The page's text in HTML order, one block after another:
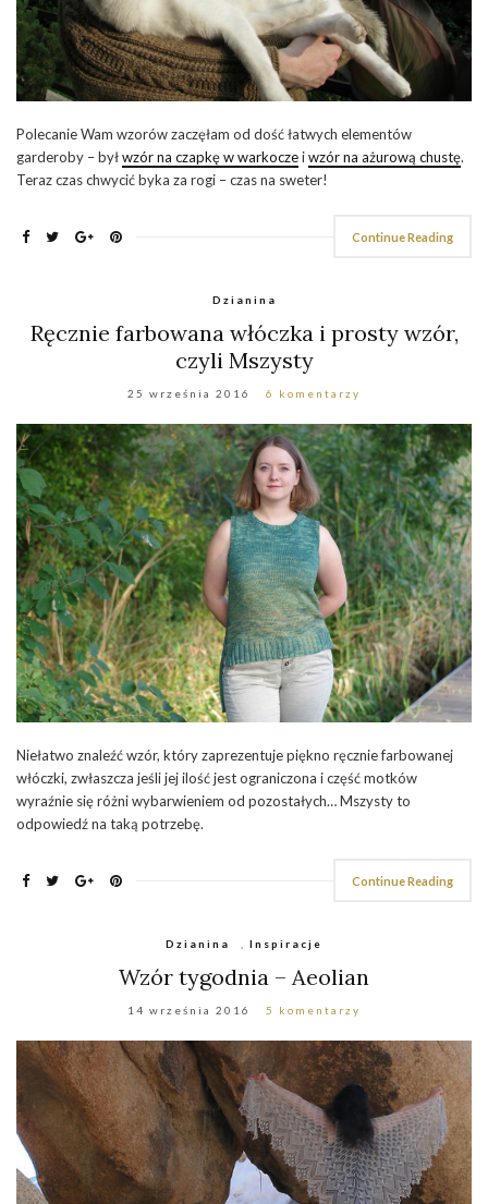
Polecanie Wam wzorów zaczęłam od dość łatwych elementów
garderoby – byłwzór na czapkę w warkoczeiwzór na ażurową chustę.
Teraz czas chwycić byka za rogi – czas na sweter!
Continue Reading
Dzianina
Ręcznie farbowana włóczka i prosty wzór,
czyli Mszysty
25 września 2016 6 komentarzy
Niełatwo znaleźć wzór, który zaprezentuje piękno ręcznie farbowanej
włóczki, zwłaszcza jeśli jej ilość jest ograniczona i część motków
wyraźnie się różni wybarwieniem od pozostałych… Mszysty to
odpowiedź na taką potrzebę.
Continue Reading
Dzianina Inspiracje
Wzór tygodnia – Aeolian
14 września 2016 5 komentarzy